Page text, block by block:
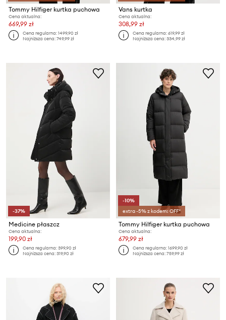
Tommy Hilfiger kurtka puchowa
Cena aktualna:
669,99 zł
Cena regularna:1499,90 zł
Najniższa cena:749,99 zł
Vans kurtka
Cena aktualna:
308,99 zł
Cena regularna:619,99 zł
Najniższa cena:334,99 zł
-37%
Medicine płaszcz
Cena aktualna:
199,90 zł
Cena regularna:399,90 zł
Najniższa cena:319,90 zł
-10%
extra -5% z kodem: OFF*
Tommy Hilfiger kurtka puchowa
Cena aktualna:
679,99 zł
Cena regularna:1699,90 zł
Najniższa cena:759,99 zł